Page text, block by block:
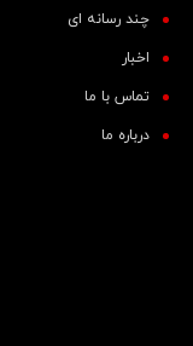
چند رسانه ای
اخبار
تماس با ما
درباره ما